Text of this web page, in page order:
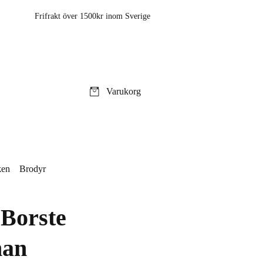
Frifrakt över 1500kr inom Sverige
Varukorg
Brodyr